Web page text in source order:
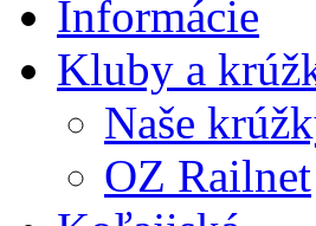
Informácie
Kluby a
Naše
OZ Railnet